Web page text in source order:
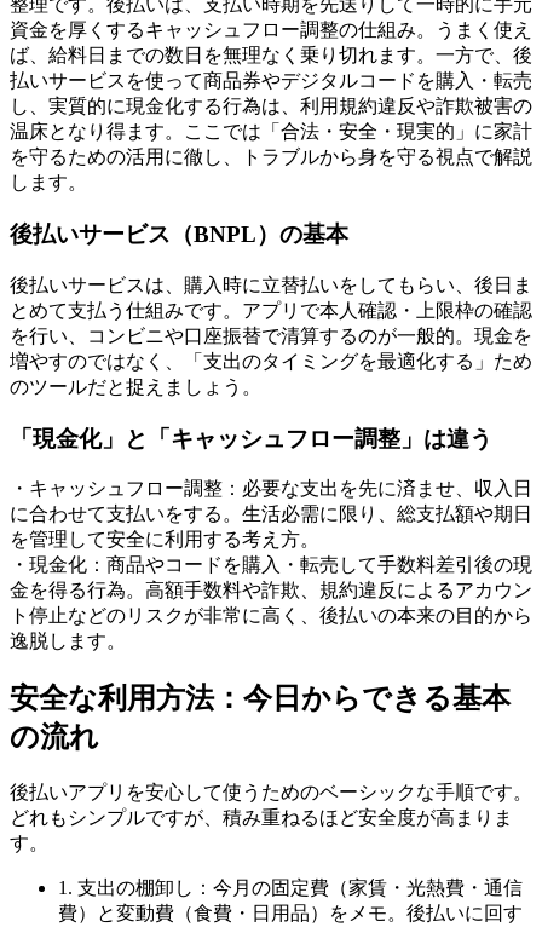
整理です。後払いは、支払い時期を先送りして一時的に手元
資金を厚くするキャッシュフロー調整の仕組み。うまく使え
ば、給料日までの数日を無理なく乗り切れます。一方で、後
払いサービスを使って商品券やデジタルコードを購入・転売
し、実質的に現金化する行為は、利用規約違反や詐欺被害の
温床となり得ます。ここでは「合法・安全・現実的」に家計
を守るための活用に徹し、トラブルから身を守る視点で解説
します。
後払いサービス（BNPL）の基本
後払いサービスは、購入時に立替払いをしてもらい、後日ま
とめて支払う仕組みです。アプリで本人確認・上限枠の確認
を行い、コンビニや口座振替で清算するのが一般的。現金を
増やすのではなく、「支出のタイミングを最適化する」ため
のツールだと捉えましょう。
「現金化」と「キャッシュフロー調整」は違う
・キャッシュフロー調整：必要な支出を先に済ませ、収入日
に合わせて支払いをする。生活必需に限り、総支払額や期日
を管理して安全に利用する考え方。
・現金化：商品やコードを購入・転売して手数料差引後の現
金を得る行為。高額手数料や詐欺、規約違反によるアカウン
ト停止などのリスクが非常に高く、後払いの本来の目的から
逸脱します。
安全な利用方法：今日からできる基本
の流れ
後払いアプリを安心して使うためのベーシックな手順です。
どれもシンプルですが、積み重ねるほど安全度が高まりま
す。
1. 支出の棚卸し：今月の固定費（家賃・光熱費・通信
費）と変動費（食費・日用品）をメモ。後払いに回す